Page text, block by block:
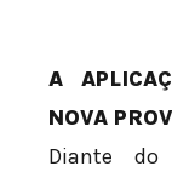
A
NOVA
Diante